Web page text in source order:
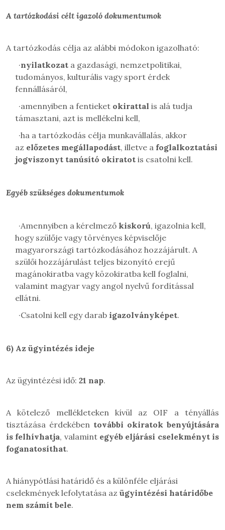
A tartózkodási célt igazoló dokumentumok
A tartózkodás célja az alábbi módokon igazolható:
·nyilatkozat a gazdasági, nemzetpolitikai,
tudományos, kulturális vagy sport érdek
fennállásáról,
·amennyiben a fentieket okirattal is alá tudja
támasztani, azt is mellékelni kell,
·ha a tartózkodás célja munkavállalás, akkor
az előzetes megállapodást, illetve a foglalkoztatási
jogviszonyt tanúsító okiratot is csatolni kell.
Egyéb szükséges dokumentumok
·Amennyiben a kérelmező kiskorú, igazolnia kell,
hogy szülője vagy törvényes képviselője
magyarországi tartózkodásához hozzájárult. A
szülői hozzájárulást teljes bizonyító erejű
magánokiratba vagy közokiratba kell foglalni,
valamint magyar vagy angol nyelvű fordítással
ellátni.
·Csatolni kell egy darab igazolványképet.
6) Az ügyintézés ideje
Az ügyintézési idő: 21 nap.
A kötelező mellékleteken kívül az OIF a tényállás
tisztázása érdekében további okiratok benyújtására
is felhívhatja, valamint egyéb eljárási cselekményt is
foganatosíthat.
A hiánypótlási határidő és a különféle eljárási
cselekmények lefolytatása az ügyintézési határidőbe
nem számít bele.